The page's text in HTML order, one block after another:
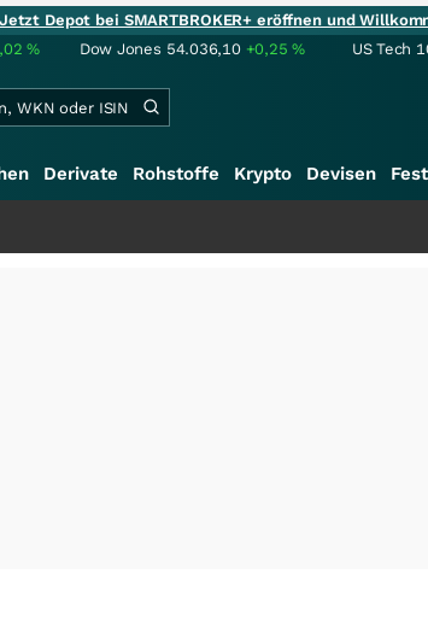
Depot bei SMARTBROKER+ eröffnen und
% Dow Jones 54.036,10 +0,25% US Tech
Derivate Rohstoffe Krypto Devisen